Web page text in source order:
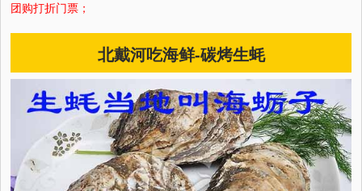
团购打折门票；
北戴河吃海鲜-碳烤生蚝